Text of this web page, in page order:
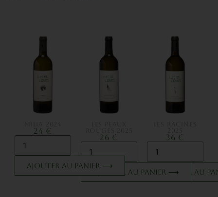
36 €
Ajouter au
26 €
Ajouter au panier ⟶
24 €
Ajouter au panier ⟶